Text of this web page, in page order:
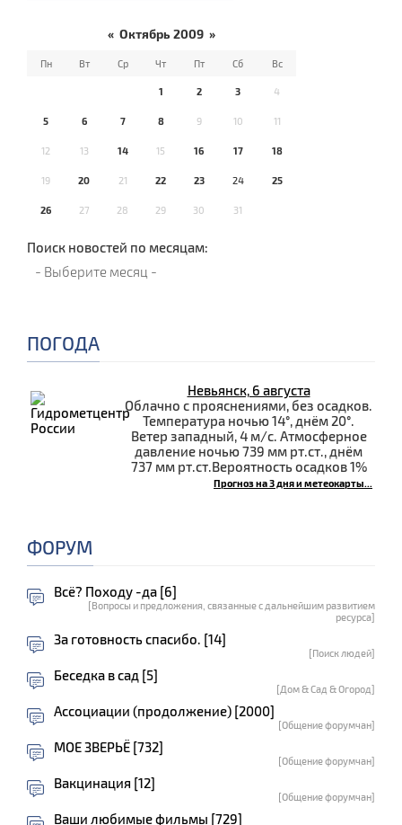
« Октябрь 2009 »
Пн Вт Ср Чт Пт Сб Вс
1 2 3 4
5 6 7 8 9 10 11
12 13 14 15 16 17 18
19 20 21 22 23 24 25
26 27 28 29 30 31
Поиск новостей по месяцам:
ПОГОДА
Невьянск, 6 августа
Облачно с прояснениями, без осадков.
Температура ночью 14°, днём 20°.
Ветер западный, 4 м/с. Атмосферное
давление ночью 739 мм рт.ст., днём
737 мм рт.ст.Вероятность осадков 1%
Прогноз на 3 дня и метеокарты...
ФОРУМ
Всё? Походу -да [6]
[Вопросы и предложения, связанные с дальнейшим развитием
ресурса]
За готовность спасибо. [14]
[Поиск людей]
Беседка в сад [5]
[Дом & Сад & Огород]
Ассоциации (продолжение) [2000]
[Общение форумчан]
МОЕ ЗВЕРЬЁ [732]
[Общение форумчан]
Вакцинация [12]
[Общение форумчан]
Ваши любимые фильмы [729]